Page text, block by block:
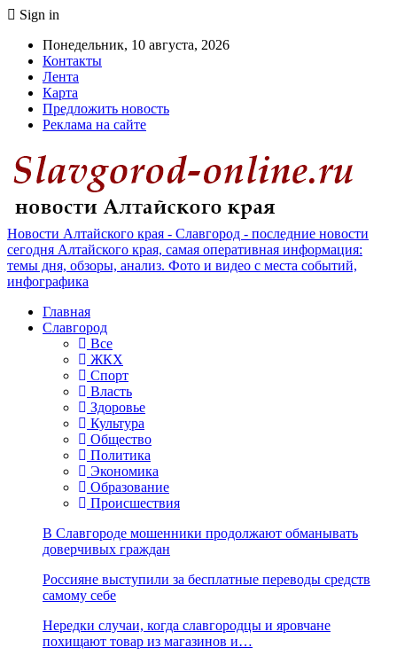
Sign in
Понедельник, 10 августа, 2026
Контакты
Лента
Карта
Предложить новость
Реклама на сайте
Новости Алтайского края - Славгород - последние новости
сегодня Алтайского края, самая оперативная информация:
темы дня, обзоры, анализ. Фото и видео с места событий,
инфографика
Главная
Славгород
Все
ЖКХ
Спорт
Власть
Здоровье
Культура
Общество
Политика
Экономика
Образование
Происшествия
В Славгороде мошенники продолжают обманывать
доверчивых граждан
Россияне выступили за бесплатные переводы средств
самому себе
Нередки случаи, когда славгородцы и яровчане
похищают товар из магазинов и…